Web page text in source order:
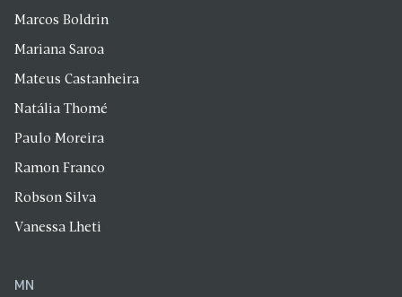
Marcos Boldrin
Mariana Saroa
Mateus Castanheira
Natália Thomé
Paulo Moreira
Ramon Franco
Robson Silva
Vanessa Lheti
MN